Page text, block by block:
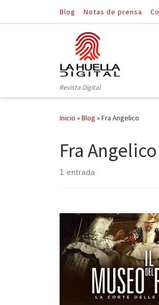
Saltar al contenido
Blog Notas de prensa
Revista Digital
Inicio »Blog »Fra Angelico
Fra Angelico
1 entrada
Recorrer el Museo del Prado
puede ser suficiente para los
aunque bien podrían ser tres,
Eugenio D’Ors en su guía de
Museo del Prado: itinerario
porque el Museo del […]